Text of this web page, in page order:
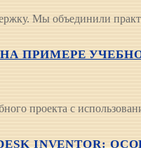
Мы объединили
ПРИМЕРЕ
проекта с
INVENTOR: